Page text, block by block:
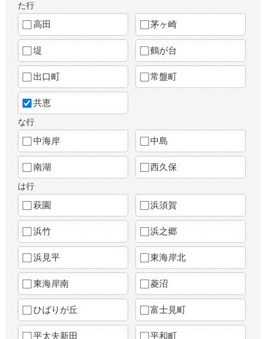
た行
高田 茅ヶ崎
堤 鶴が台
出口町 常盤町
共恵
な行
中海岸 中島
南湖 西久保
は行
萩園 浜須賀
浜竹 浜之郷
浜見平 東海岸北
東海岸南 菱沼
ひばりが丘 富士見町
平太夫新田 平和町